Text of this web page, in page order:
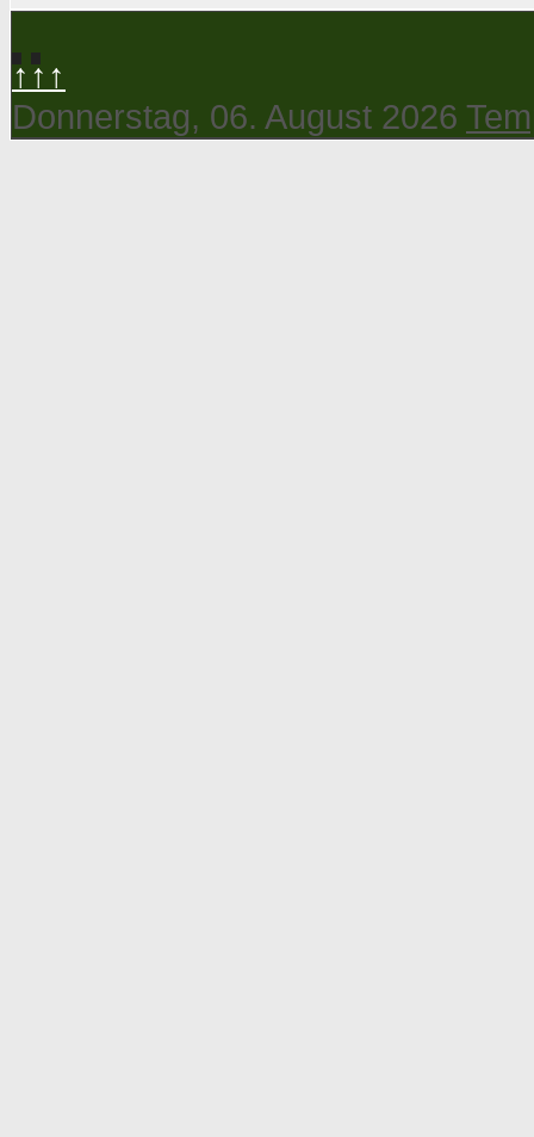
↑↑↑
Donnerstag, 06. August 2026